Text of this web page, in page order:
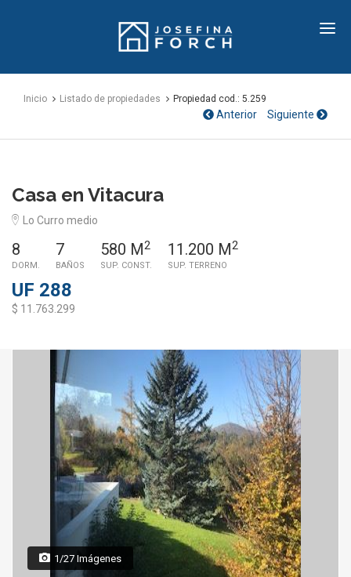
Inicio Listado de propiedades Propiedad cod.: 5.259
Anterior Siguiente
Casa en Vitacura
Lo Curro medio
8
DORM.
7
BAÑOS
580 M2
SUP. CONST.
11.200 M2
SUP. TERRENO
UF 288
$ 11.763.299
1/27 Imágenes